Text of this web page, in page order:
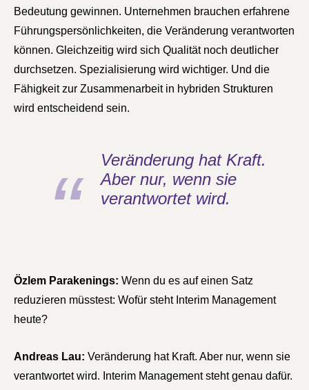
Bedeutung gewinnen. Unternehmen brauchen erfahrene
Führungspersönlichkeiten, die Veränderung verantworten
können. Gleichzeitig wird sich Qualität noch deutlicher
durchsetzen. Spezialisierung wird wichtiger. Und die
Fähigkeit zur Zusammenarbeit in hybriden Strukturen
wird entscheidend sein.
Veränderung hat Kraft.
Aber nur, wenn sie
verantwortet wird.
Özlem Parakenings: Wenn du es auf einen Satz
reduzieren müsstest: Wofür steht Interim Management
heute?
Andreas Lau: Veränderung hat Kraft. Aber nur, wenn sie
verantwortet wird. Interim Management steht genau dafür.